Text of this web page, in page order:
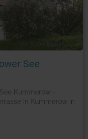
Foto: © booking.com
See
Kummerow -
in Kummerow in